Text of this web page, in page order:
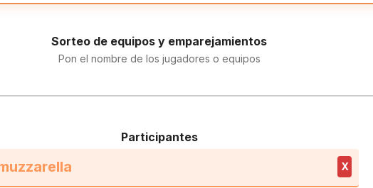
Sorteo de equipos y emparejamientos
Pon el nombre de los jugadores o equipos
Participantes
X